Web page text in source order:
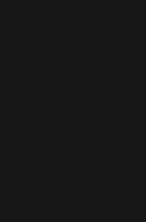
летучих соединений;
нагревания блюд со всех